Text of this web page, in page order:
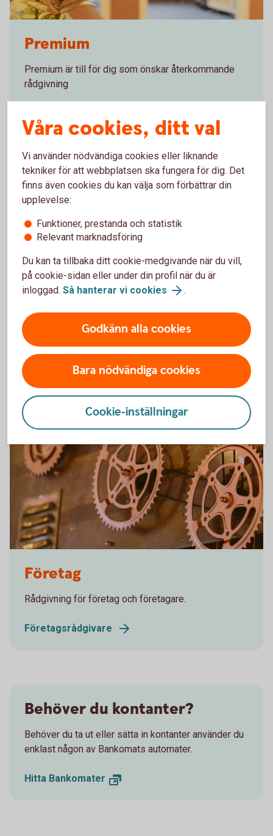
Premium
Premium är till för dig som önskar återkommande
rådgivning
Private Banking
Förmögenhetsrådgivning.
Private Banking
Företag
Rådgivning för företag och företagare.
Företagsrådgivare
Behöver du kontanter?
Behöver du ta ut eller sätta in kontanter använder du
enklast någon av Bankomats automater.
Hitta Bankomater
Våra cookies, ditt val
Vi använder nödvändiga cookies eller liknande
tekniker för att webbplatsen ska fungera för dig. Det
finns även cookies du kan välja som förbättrar din
upplevelse:
Funktioner, prestanda och statistik
Relevant marknadsföring
Du kan ta tillbaka ditt cookie-medgivande när du vill,
på cookie-sidan eller under din profil när du är
inloggad. Så hanterar vi cookies .
Godkänn alla cookies
Bara nödvändiga cookies
Cookie-inställningar